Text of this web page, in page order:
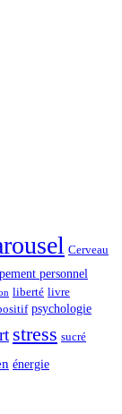
Cerveau
personnel
liberté livre
psychologie
stress sucré
énergie